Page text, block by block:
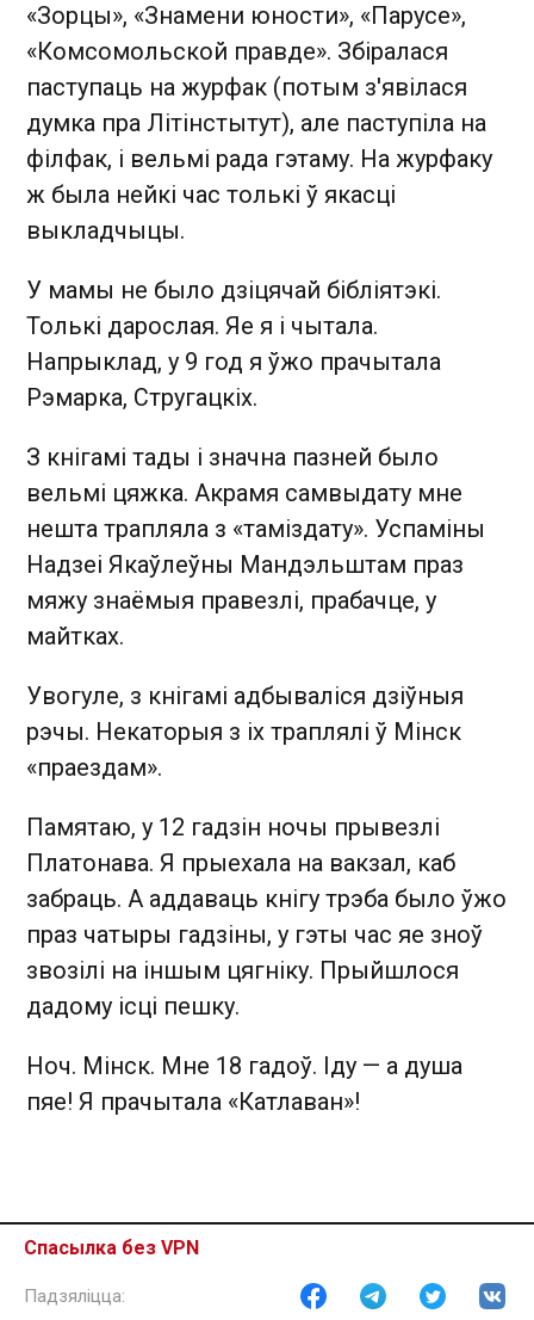
«Зорцы», «Знамени юности», «Парусе»,
«Комсомольской правде». Збіралася
паступаць на журфак (потым з'явілася
думка пра Літінстытут), але паступіла на
філфак, і вельмі рада гэтаму. На журфаку
ж была нейкі час толькі ў якасці
выкладчыцы.
У мамы не было дзіцячай бібліятэкі.
Толькі дарослая. Яе я і чытала.
Напрыклад, у 9 год я ўжо прачытала
Рэмарка, Стругацкіх.
З кнігамі тады і значна пазней было
вельмі цяжка. Акрамя самвыдату мне
нешта трапляла з «таміздату». Успаміны
Надзеі Якаўлеўны Мандэльштам праз
мяжу знаёмыя правезлі, прабачце, у
майтках.
Увогуле, з кнігамі адбываліся дзіўныя
рэчы. Некаторыя з іх траплялі ў Мінск
«праездам».
Памятаю, у 12 гадзін ночы прывезлі
Платонава. Я прыехала на вакзал, каб
забраць. А аддаваць кнігу трэба было ўжо
праз чатыры гадзіны, у гэты час яе зноў
звозілі на іншым цягніку. Прыйшлося
дадому ісці пешку.
Ноч. Мінск. Мне 18 гадоў. Іду — а душа
пяе! Я прачытала «Катлаван»!
Спасылка без VPN